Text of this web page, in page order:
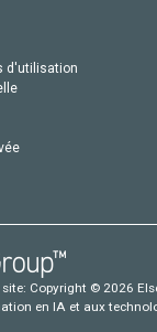
d'utilisation
Copyright © 2026
en IA et aux